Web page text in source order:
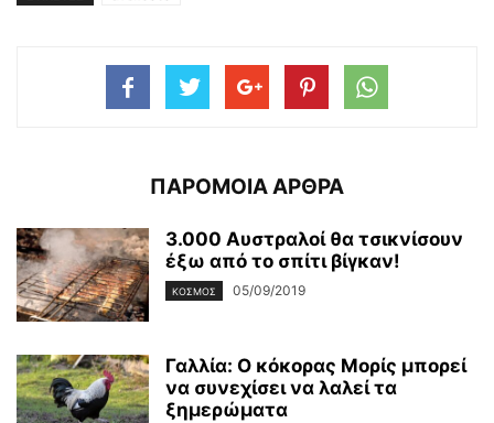
ΠΑΡΟΜΟΙΑ ΑΡΘΡΑ
3.000 Αυστραλοί θα τσικνίσουν
έξω από το σπίτι βίγκαν!
ΚΌΣΜΟΣ 05/09/2019
Γαλλία: Ο κόκορας Μορίς μπορεί
να συνεχίσει να λαλεί τα
ξημερώματα